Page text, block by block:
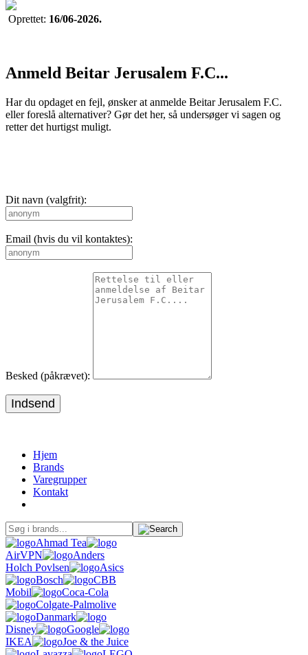
Oprettet: 16/06-2026.
Anmeld Beitar Jerusalem F.C...
Har du opdaget en fejl, ønsker at anmelde Beitar Jerusalem F.C.
eller foreslå alternativer? Gør det her, så undersøger vi sagen og
retter det hurtigst muligt.
Dit navn (valgfrit):
Email (hvis du vil kontaktes):
Besked (påkrævet):
Indsend
Hjem
Brands
Varegrupper
Kontakt
Ahmad Tea
AirVPN
Anders
Holch Povlsen
Asics
Bosch
CBB
Mobil
Coca-Cola
Colgate-Palmolive
Danmark
Disney
Google
IKEA
Joe & the Juice